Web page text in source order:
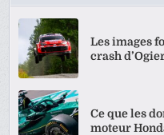
Les images
crash
Ce que les
moteur